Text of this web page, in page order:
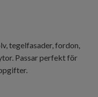
tegelfasader, fordon,
Passar perfekt för